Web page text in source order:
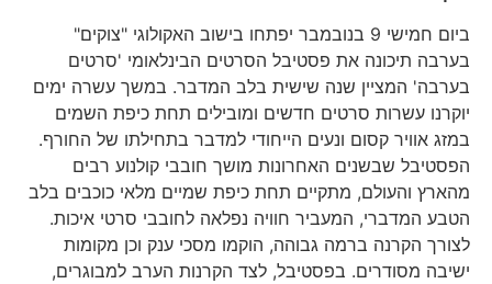
ביום חמישי 9 בנובמבר יפתחו בישוב האקולוגי "צוקים"
בערבה תיכונה את פסטיבל הסרטים הבינלאומי 'סרטים
בערבה' המציין שנה שישית בלב המדבר. במשך עשרה ימים
יוקרנו עשרות סרטים חדשים ומובילים תחת כיפת השמים
במזג אוויר קסום ונעים הייחודי למדבר בתחילתו של החורף.
הפסטיבל שבשנים האחרונות מושך חובבי קולנוע רבים
מהארץ והעולם, מתקיים תחת כיפת שמיים מלאי כוכבים בלב
הטבע המדברי, המעביר חוויה נפלאה לחובבי סרטי איכות.
לצורך הקרנה ברמה גבוהה, הוקמו מסכי ענק וכן מקומות
ישיבה מסודרים. בפסטיבל, לצד הקרנות הערב למבוגרים,